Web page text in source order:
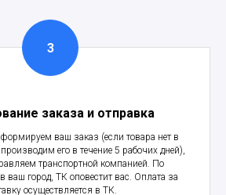
заказа и отправка
ваш заказ (если товара нет в
его в течение 5 рабочих дней),
транспортной компанией. По
ваш город, ТК оповестит вас. Оплата за
осуществляется в ТК.